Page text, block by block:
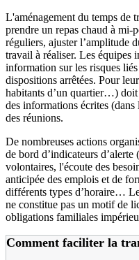
L'aménagement du temps de
prendre un repas chaud à mi-
réguliers, ajuster l’amplitude
travail à réaliser. Les équipes
information sur les risques
dispositions arrêtées. Pour
habitants d’un quartier…)
des informations écrites
des réunions.
De nombreuses actions
de bord d’indicateurs
volontaires, l'écoute des
anticipée des emplois et de
différents types d’horaire…
ne constitue pas un motif de
obligations familiales
Comment faciliter la